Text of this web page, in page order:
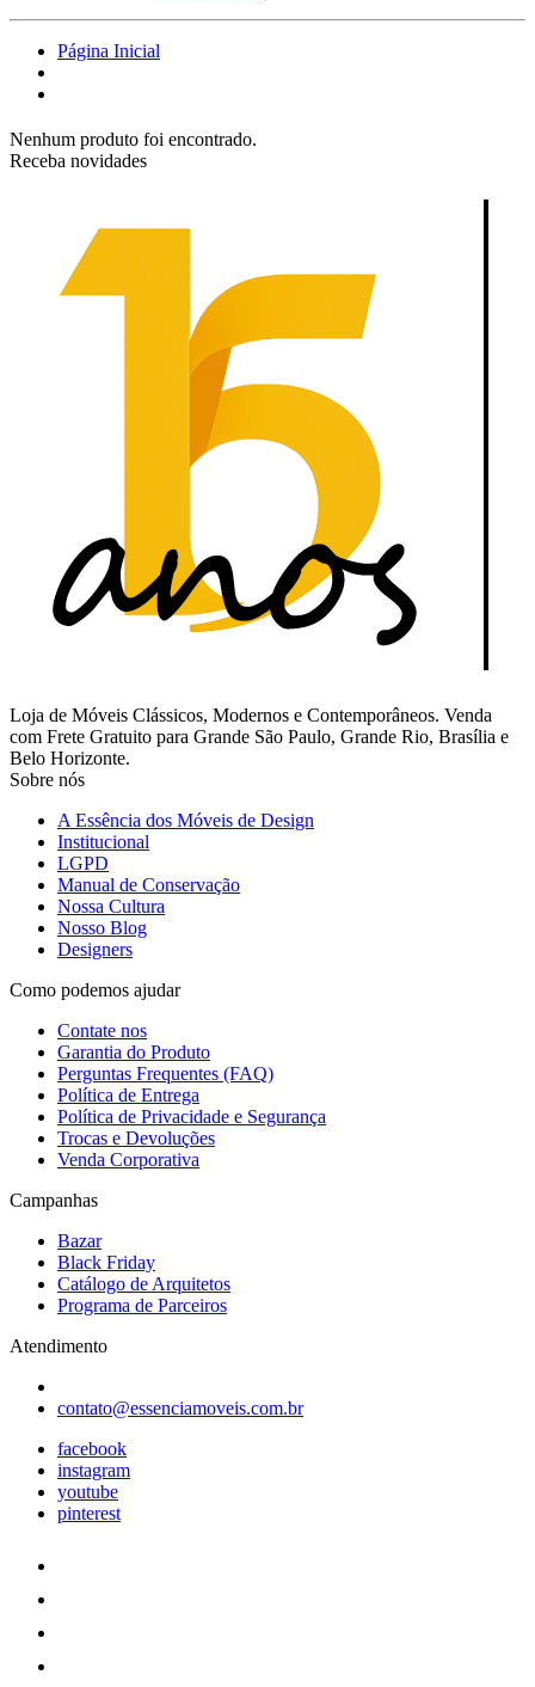
Página Inicial
Nenhum produto foi encontrado.
Receba novidades
Loja de Móveis Clássicos, Modernos e Contemporâneos. Venda
com Frete Gratuito para Grande São Paulo, Grande Rio, Brasília e
Belo Horizonte.
Sobre nós
A Essência dos Móveis de Design
Institucional
LGPD
Manual de Conservação
Nossa Cultura
Nosso Blog
Designers
Como podemos ajudar
Contate nos
Garantia do Produto
Perguntas Frequentes (FAQ)
Política de Entrega
Política de Privacidade e Segurança
Trocas e Devoluções
Venda Corporativa
Campanhas
Bazar
Black Friday
Catálogo de Arquitetos
Programa de Parceiros
Atendimento
contato@essenciamoveis.com.br
facebook
instagram
youtube
pinterest